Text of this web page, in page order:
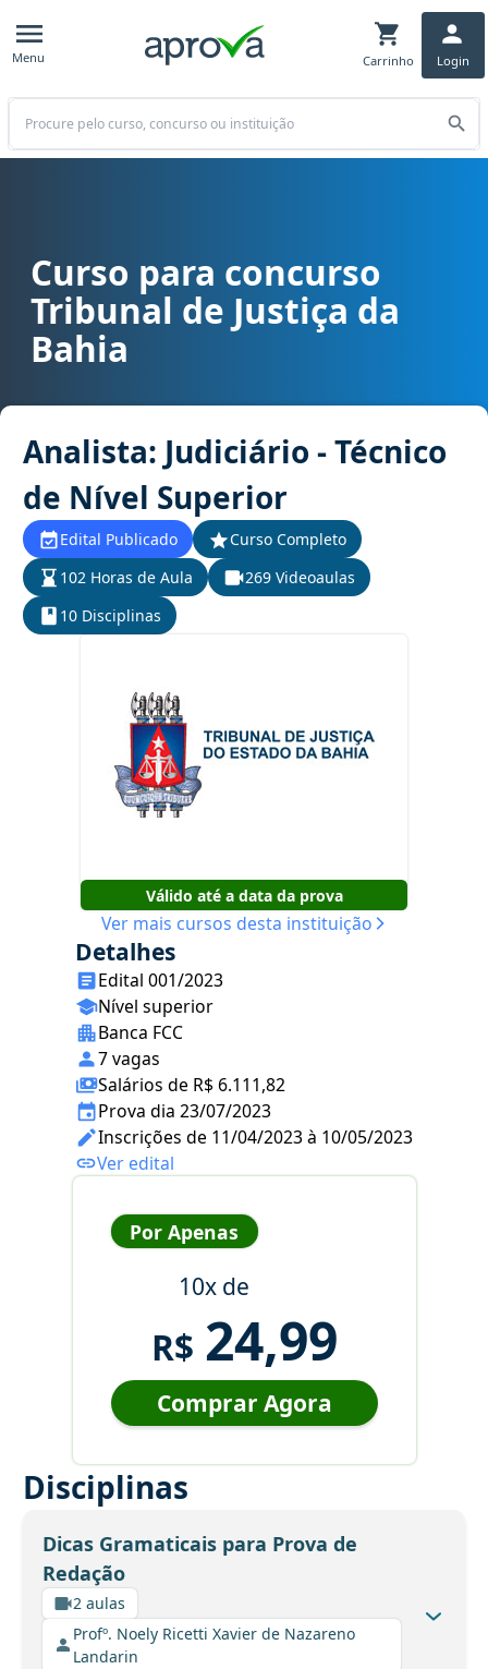
Menu Carrinho Login
Buscar
Curso para concurso TJ BA - Tribunal de Justiça da Bahia cargo
Curso para concurso
Tribunal de Justiça da
Bahia
Analista: Judiciário - Técnico
de Nível Superior
Edital Publicado
Curso Completo
102 Horas de Aula
269 Videoaulas
10 Disciplinas
Válido até a data da prova
Ver mais cursos desta instituição
Detalhes
Edital 001/2023
Nível superior
Banca FCC
7 vagas
Salários de R$ 6.111,82
Prova dia 23/07/2023
Inscrições de 11/04/2023 à 10/05/2023
Ver edital
Por Apenas
10x de
R$ 24,99
Comprar Agora
Disciplinas
Dicas Gramaticais para Prova de
Redação
2 aulas
Profº. Noely Ricetti Xavier de Nazareno
Landarin